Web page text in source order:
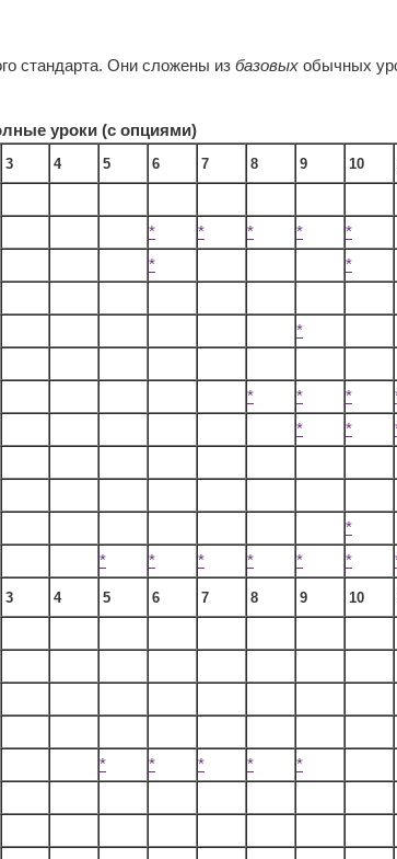
стандарта. Они сложены из базовых обычных
уроки (с опциями)
3 4 5 6 7 8 9 10
* * * *
*
*
*
*
* * *
* *
*
* * * * * *
3 4 5 6 7 8 9 10
* * * *
*